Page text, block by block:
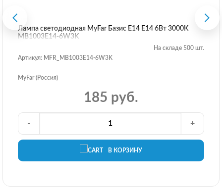
Лампа светодиодная MyFar Базис E14 E14 6Вт 3000K
MB1003E14-6W3K
На складе 500 шт.
Артикул: MFR_MB1003E14-6W3K
MyFar (Россия)
185 руб.
В КОРЗИНУ
- +